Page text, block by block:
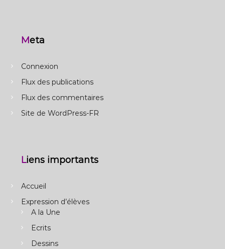
Meta
Connexion
Flux des publications
Flux des commentaires
Site de WordPress-FR
Liens importants
Accueil
Expression d’élèves
A la Une
Ecrits
Dessins